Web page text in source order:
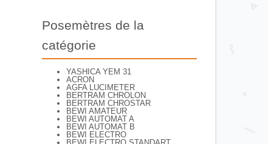
Posemètres de la
catégorie
YASHICA YEM 31
ACRON
AGFA LUCIMETER
BERTRAM CHROLON
BERTRAM CHROSTAR
BEWI AMATEUR
BEWI AUTOMAT A
BEWI AUTOMAT B
BEWI ELECTRO